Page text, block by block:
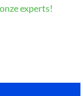
experts!